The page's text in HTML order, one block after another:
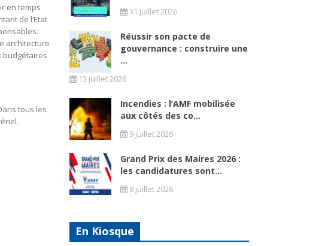
en temps
de l’Etat
architecture
budgétaires
tous les
31 juillet 2026
Réussir son pacte de
gouvernance : construire une
...
13 juillet 2026
Incendies : l’AMF mobilisée
aux côtés des co...
9 juillet 2026
Grand Prix des Maires 2026 :
les candidatures sont...
8 juillet 2026
En Kiosque